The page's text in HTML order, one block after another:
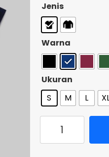
Jenis
Warna
Ukuran
S
M L